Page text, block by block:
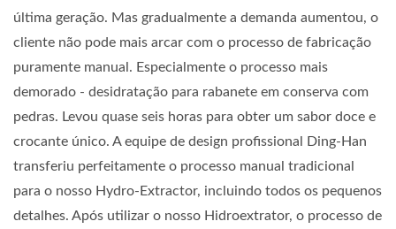
última geração. Mas gradualmente a demanda aumentou, o
cliente não pode mais arcar com o processo de fabricação
puramente manual. Especialmente o processo mais
demorado - desidratação para rabanete em conserva com
pedras. Levou quase seis horas para obter um sabor doce e
crocante único. A equipe de design profissional Ding-Han
transferiu perfeitamente o processo manual tradicional
para o nosso Hydro-Extractor, incluindo todos os pequenos
detalhes. Após utilizar o nosso Hidroextrator, o processo de